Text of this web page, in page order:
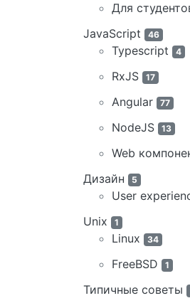
Для
JavaScript 46
Typescript 4
RxJS 17
Angular 77
NodeJS 13
Web
Дизайн 5
User
Unix 1
Linux 34
FreeBSD 1
Типичные советы